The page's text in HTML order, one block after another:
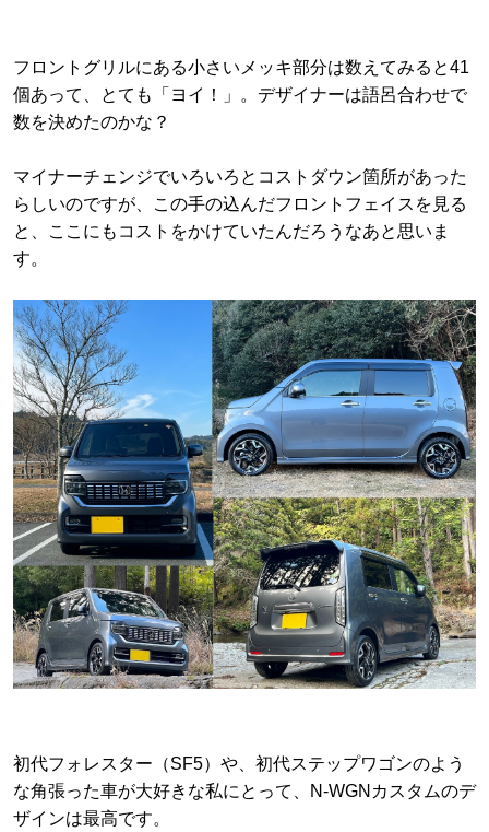
フロントグリルにある小さいメッキ部分は数えてみると41
個あって、とても「ヨイ！」。デザイナーは語呂合わせで
数を決めたのかな？
マイナーチェンジでいろいろとコストダウン箇所があった
らしいのですが、この手の込んだフロントフェイスを見る
と、ここにもコストをかけていたんだろうなあと思いま
す。
初代フォレスター（SF5）や、初代ステップワゴンのよう
な角張った車が大好きな私にとって、N-WGNカスタムのデ
ザインは最高です。